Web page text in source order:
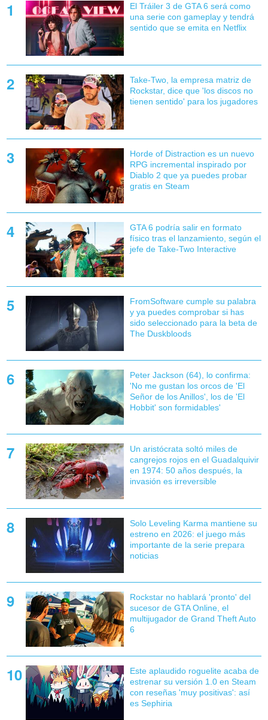
El Tráiler 3 de GTA 6 será como
una serie con gameplay y tendrá
sentido que se emita en Netflix
Take-Two, la empresa matriz de
Rockstar, dice que 'los discos no
tienen sentido' para los jugadores
Horde of Distraction es un nuevo
RPG incremental inspirado por
Diablo 2 que ya puedes probar
gratis en Steam
GTA 6 podría salir en formato
físico tras el lanzamiento, según el
jefe de Take-Two Interactive
FromSoftware cumple su palabra
y ya puedes comprobar si has
sido seleccionado para la beta de
The Duskbloods
Peter Jackson (64), lo confirma:
'No me gustan los orcos de 'El
Señor de los Anillos', los de 'El
Hobbit' son formidables'
Un aristócrata soltó miles de
cangrejos rojos en el Guadalquivir
en 1974: 50 años después, la
invasión es irreversible
Solo Leveling Karma mantiene su
estreno en 2026: el juego más
importante de la serie prepara
noticias
Rockstar no hablará 'pronto' del
sucesor de GTA Online, el
multijugador de Grand Theft Auto
6
Este aplaudido roguelite acaba de
estrenar su versión 1.0 en Steam
con reseñas 'muy positivas': así
es Sephiria